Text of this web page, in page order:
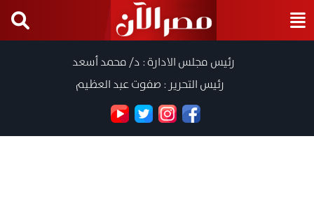
رئيس مجلس الادارة : د/ محمد أسعد
رئيس التحرير : صفوت عبد العظيم